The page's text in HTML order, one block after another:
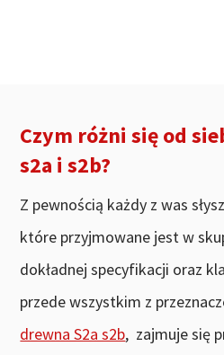
Czym różni się od
s2a i s2b?
Z pewnością każdy z was
które przyjmowane jest w
dokładnej specyfikacji oraz
przede wszystkim z
drewna S2a s2b, zajmuje się